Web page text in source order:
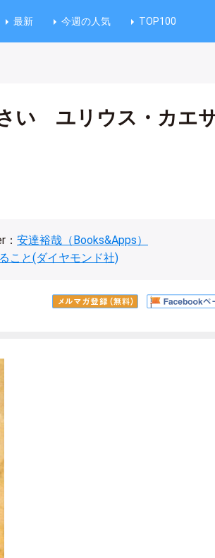
最新 今週の人気 TOP100
い ユリウス・カエ
安達裕哉（Books&Apps）
こと(ダイヤモンド社)